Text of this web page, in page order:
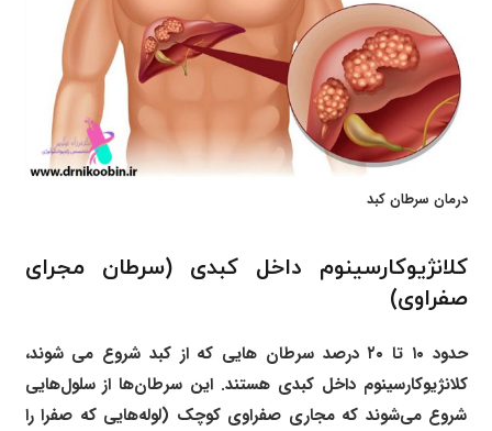
درمان سرطان کبد
کلانژیوکارسینوم داخل کبدی (سرطان مجرای
صفراوی)
حدود ۱۰ تا ۲۰ درصد سرطان هایی که از کبد شروع می شوند،
کلانژیوکارسینوم داخل کبدی هستند. این سرطان‌ها از سلول‌هایی
شروع می‌شوند که مجاری صفراوی کوچک (لوله‌هایی که صفرا را